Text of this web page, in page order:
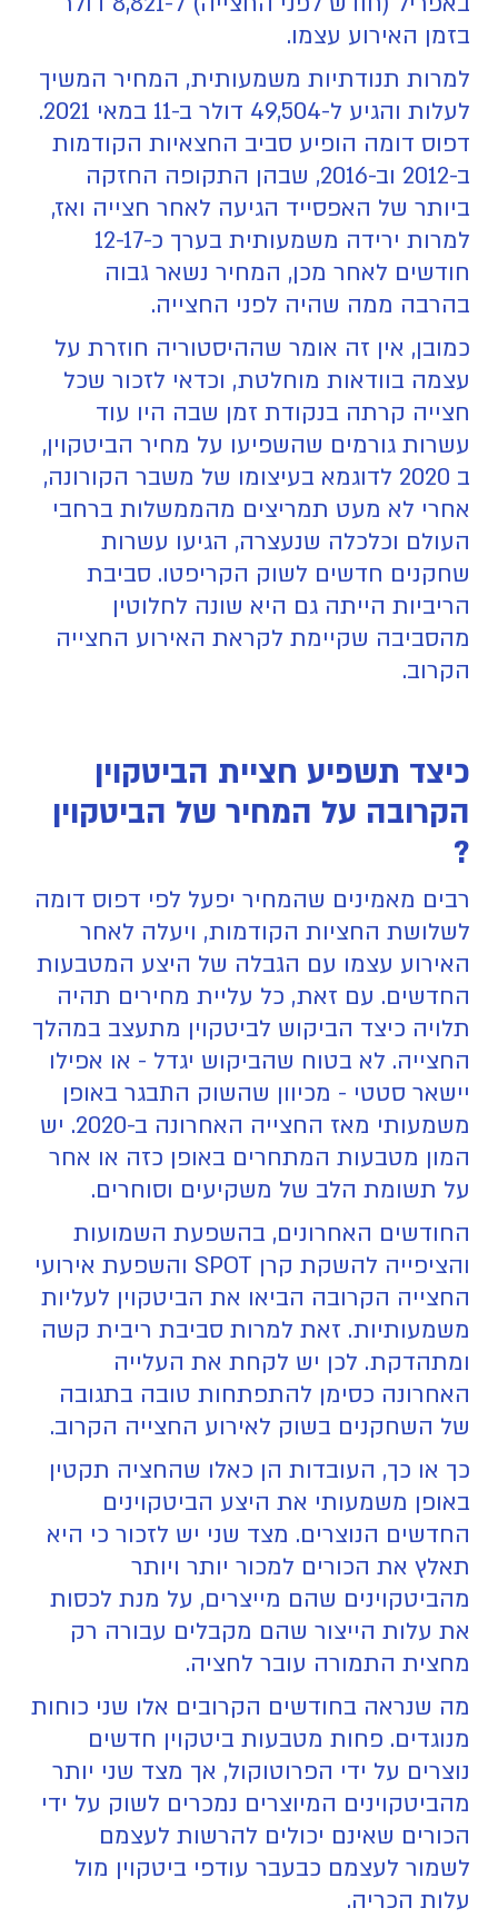
בזמן האירוע עצמו.
למרות תנודתיות משמעותית, המחיר המשיך
לעלות והגיע ל-49,504 דולר ב-11 במאי 2021.
דפוס דומה הופיע סביב החצאיות הקודמות
ב-2012 וב-2016, שבהן התקופה החזקה
ביותר של האפסייד הגיעה לאחר חצייה ואז,
למרות ירידה משמעותית בערך כ-12-17
חודשים לאחר מכן, המחיר נשאר גבוה
בהרבה ממה שהיה לפני החצייה.
כמובן, אין זה אומר שההיסטוריה חוזרת על
עצמה בוודאות מוחלטת, וכדאי לזכור שכל
חצייה קרתה בנקודת זמן שבה היו עוד
עשרות גורמים שהשפיעו על מחיר הביטקוין,
ב 2020 לדוגמא בעיצומו של משבר הקורונה,
אחרי לא מעט תמריצים מהממשלות ברחבי
העולם וכלכלה שנעצרה, הגיעו עשרות
שחקנים חדשים לשוק הקריפטו. סביבת
הריביות הייתה גם היא שונה לחלוטין
מהסביבה שקיימת לקראת האירוע החצייה
הקרוב.
כיצד תשפיע חציית הביטקוין
הקרובה על המחיר של הביטקוין
?
רבים מאמינים שהמחיר יפעל לפי דפוס דומה
לשלושת החציות הקודמות, ויעלה לאחר
האירוע עצמו עם הגבלה של היצע המטבעות
החדשים. עם זאת, כל עליית מחירים תהיה
תלויה כיצד הביקוש לביטקוין מתעצב במהלך
החצייה. לא בטוח שהביקוש יגדל - או אפילו
יישאר סטטי - מכיוון שהשוק התבגר באופן
משמעותי מאז החצייה האחרונה ב-2020. יש
המון מטבעות המתחרים באופן כזה או אחר
על תשומת הלב של משקיעים וסוחרים.
החודשים האחרונים, בהשפעת השמועות
והציפייה להשקת קרן SPOT והשפעת אירועי
החצייה הקרובה הביאו את הביטקוין לעליות
משמעותיות. זאת למרות סביבת ריבית קשה
ומתהדקת. לכן יש לקחת את העלייה
האחרונה כסימן להתפתחות טובה בתגובה
של השחקנים בשוק לאירוע החצייה הקרוב.
כך או כך, העובדות הן כאלו שהחציה תקטין
באופן משמעותי את היצע הביטקוינים
החדשים הנוצרים. מצד שני יש לזכור כי היא
תאלץ את הכורים למכור יותר ויותר
מהביטקוינים שהם מייצרים, על מנת לכסות
את עלות הייצור שהם מקבלים עבורה רק
מחצית התמורה עובר לחציה.
מה שנראה בחודשים הקרובים אלו שני כוחות
מנוגדים. פחות מטבעות ביטקוין חדשים
נוצרים על ידי הפרוטוקול, אך מצד שני יותר
מהביטקוינים המיוצרים נמכרים לשוק על ידי
הכורים שאינם יכולים להרשות לעצמם
לשמור לעצמם כבעבר עודפי ביטקוין מול
עלות הכריה.